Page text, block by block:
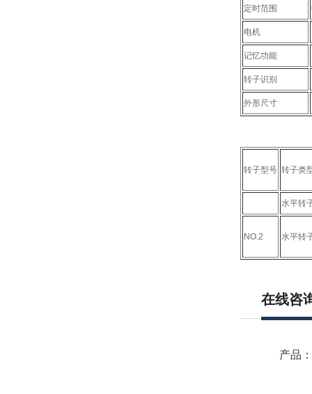
定时范围
电机
记忆功能
转子识别
外形尺寸
转子型号 转子类
水平转
NO.2 水平转
在线咨
产品